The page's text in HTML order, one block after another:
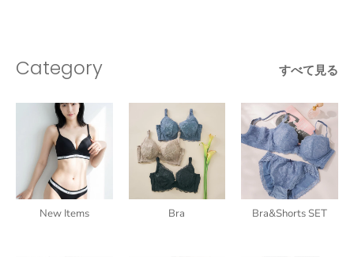
Category すべて見る
New Items Bra Bra&Shorts SET